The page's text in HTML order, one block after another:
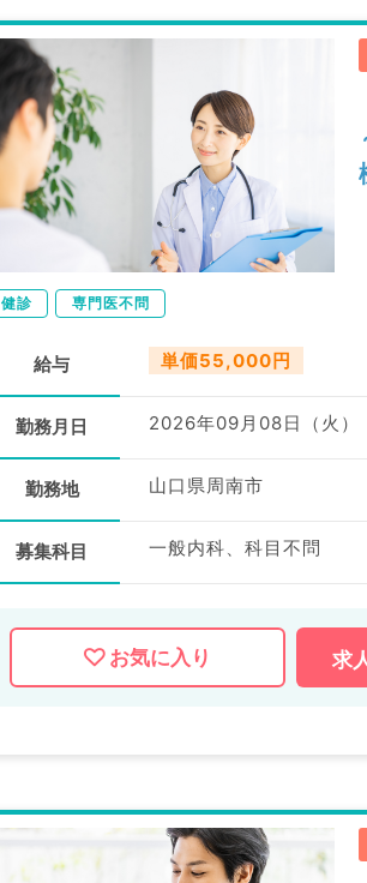
健診 専門医不問
給与 単価55,000円
勤務月日 2026年09月08日（火）
勤務地 山口県周南市
募集科目 一般内科、科目不問
お気に入り 求